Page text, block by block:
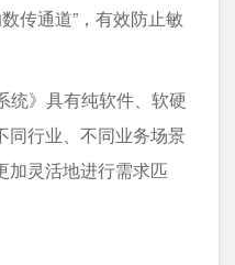
传通道”，有效防止敏
统》具有纯软件、软硬
同行业、不同业务场景
加灵活地进行需求匹